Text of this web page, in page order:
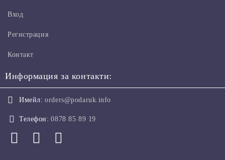
Вход
Регистрация
Контакт
Информация за контакти:
Имейл: orders@podaruk.info
Телефон: 0878 85 89 19